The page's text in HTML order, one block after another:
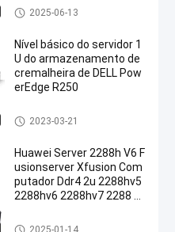
mória de seis canais
Servidor do armazenamento d
e cremalheira
2025-06-13
Nível básico do servidor 1
U do armazenamento de
cremalheira de DELL Pow
erEdge R250
Servidor do armazenamento d
e cremalheira
2023-03-21
Huawei Server 2288h V6 F
usionserver Xfusion Com
putador Ddr4 2u 2288hv5
2288hv6 2288hv7 2288 Fu
Servidor do armazenamento d
2025-01-14